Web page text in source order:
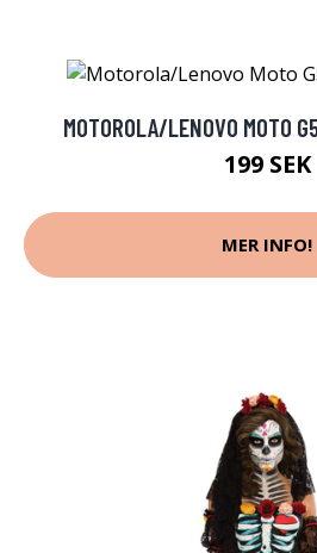
MOTOROLA/LENOVO MOTO
199 SEK
MER INFO!